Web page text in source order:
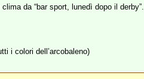
da “bar sport, lunedì dopo il derby”.
i colori dell’arcobaleno)